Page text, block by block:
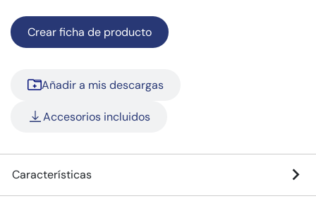
Crear ficha de producto
Añadir a mis descargas
Accesorios incluidos
Características